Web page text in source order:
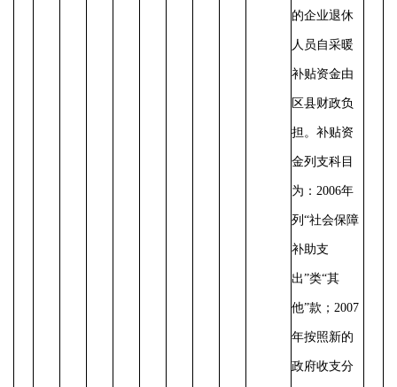
的企业退休
人员自采暖
补贴资金由
区县财政负
担。补贴资
金列支科目
为： 2006年
列“社会保障
补助支
出”类“其
他”款；2007
年按照新的
政府收支分